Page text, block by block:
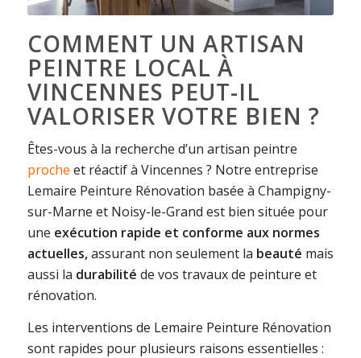
COMMENT UN ARTISAN
PEINTRE LOCAL À
VINCENNES PEUT-IL
VALORISER VOTRE BIEN ?
Êtes-vous à la recherche d’un artisan peintre
proche et réactif à Vincennes ? Notre entreprise
Lemaire Peinture Rénovation basée à Champigny-
sur-Marne et Noisy-le-Grand est bien située pour
une exécution rapide et conforme aux normes
actuelles,assurant non seulement la beauté mais
aussi la durabilité de vos travaux de peinture et
rénovation.
Les interventions de Lemaire Peinture Rénovation
sont rapides pour plusieurs raisons essentielles :